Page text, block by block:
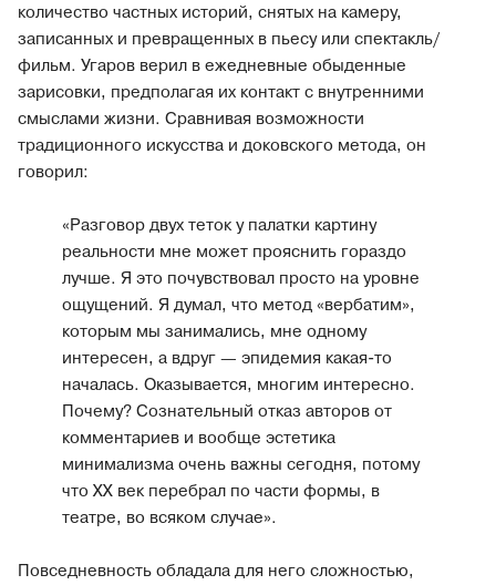
количество частных историй, снятых на камеру,
записанных и превращенных в пьесу или спектакль/
фильм. Угаров верил в ежедневные обыденные
зарисовки, предполагая их контакт с внутренними
смыслами жизни. Сравнивая возможности
традиционного искусства и доковского метода, он
говорил:
«Разговор двух теток у палатки картину
реальности мне может прояснить гораздо
лучше. Я это почувствовал просто на уровне
ощущений. Я думал, что метод «вербатим»,
которым мы занимались, мне одному
интересен, а вдруг — эпидемия какая-то
началась. Оказывается, многим интересно.
Почему? Сознательный отказ авторов от
комментариев и вообще эстетика
минимализма очень важны сегодня, потому
что ХХ век перебрал по части формы, в
театре, во всяком случае».
Повседневность обладала для него сложностью,